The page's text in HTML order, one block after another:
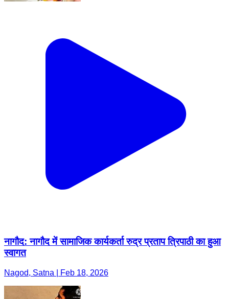
नागौद: नागौद में सामाजिक कार्यकर्ता रुद्र प्रताप त्रिपाठी का हुआ
स्वागत
Nagod, Satna | Feb 18, 2026